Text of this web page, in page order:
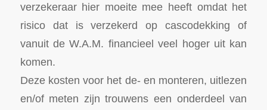
verzekeraar hier moeite mee heeft omdat het
risico dat is verzekerd op cascodekking of
vanuit de W.A.M. financieel veel hoger uit kan
komen.
Deze kosten voor het de- en monteren, uitlezen
en/of meten zijn trouwens een onderdeel van